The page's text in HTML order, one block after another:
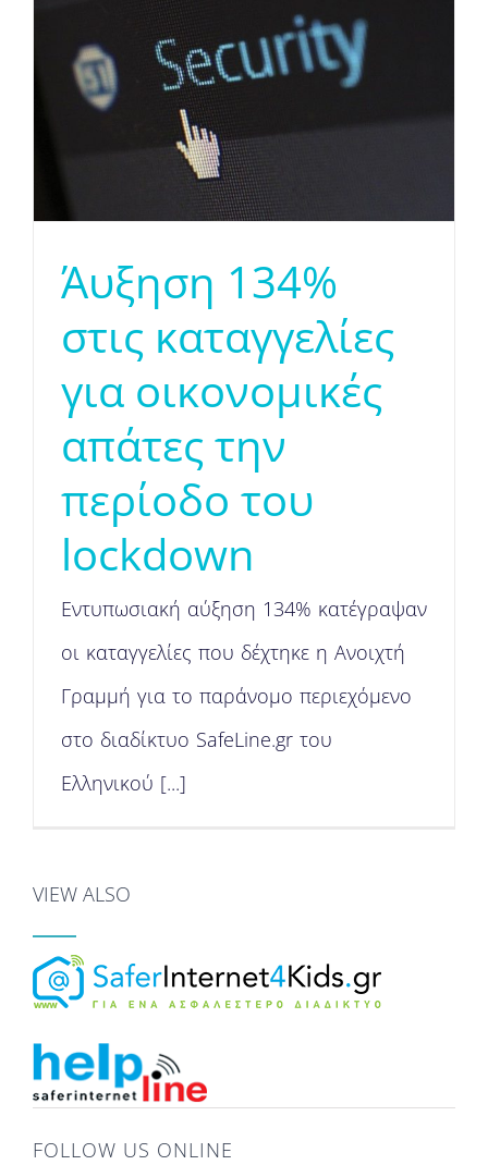
Άυξηση 134%
στις καταγγελίες
για οικονομικές
απάτες την
περίοδο του
lockdown
Εντυπωσιακή αύξηση 134% κατέγραψαν
οι καταγγελίες που δέχτηκε η Ανοιχτή
Γραμμή για το παράνομο περιεχόμενο
στο διαδίκτυο SafeLine.gr του
Ελληνικού [...]
VIEW ALSO
FOLLOW US ONLINE